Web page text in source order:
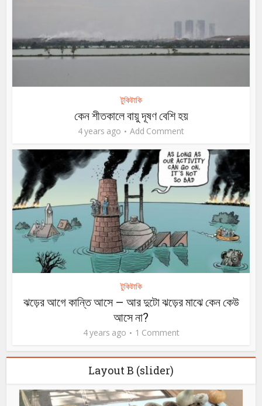
টুকিটাকি
কেন শীতকালে বায়ু দূষণ বেশি হয়
4 years ago Add Comment
টুকিটাকি
ঝড়ের আগে কান্তি আসে – আর দুটো ঝড়ের মাঝে কেন কেউ
আসে না?
4 years ago 1 Comment
Layout B (slider)